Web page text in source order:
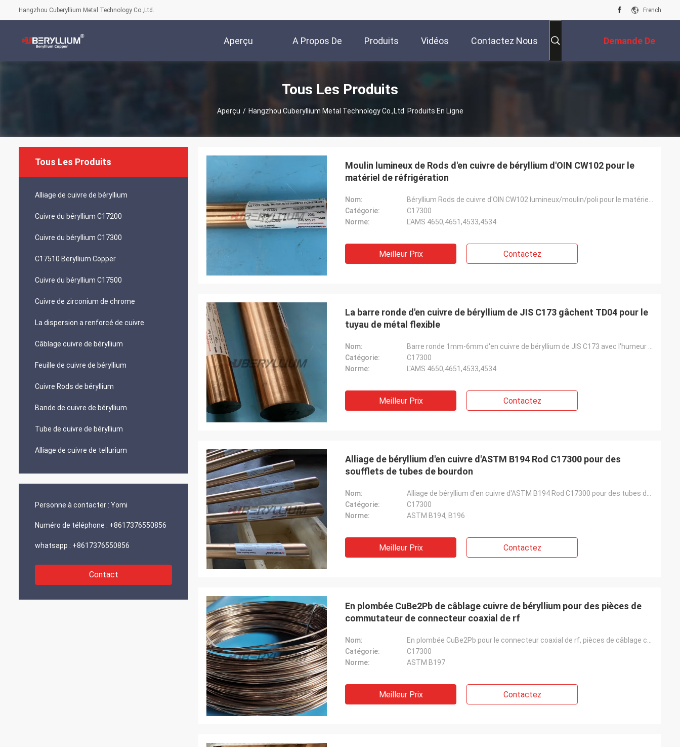
Hangzhou Cuberyllium Metal Technology Co.,Ltd. French
Aperçu A Propos De Produits Vidéos Contactez Nous Demande De
Soumission
Tous Les Produits
Aperçu / Hangzhou Cuberyllium Metal Technology Co.,Ltd. Produits En Ligne
Tous Les Produits
Alliage de cuivre de béryllium
Cuivre du béryllium C17200
Cuivre du béryllium C17300
C17510 Beryllium Copper
Cuivre du béryllium C17500
Cuivre de zirconium de chrome
La dispersion a renforcé de cuivre
Câblage cuivre de béryllium
Feuille de cuivre de béryllium
Cuivre Rods de béryllium
Bande de cuivre de béryllium
Tube de cuivre de béryllium
Alliage de cuivre de tellurium
Personne à contacter : Yomi
Numéro de téléphone : +8617376550856
whatsapp : +8617376550856
Contact
Moulin lumineux de Rods d'en cuivre de béryllium d'OIN CW102 pour le
matériel de réfrigération
Nom:
Catégorie:
C17300
Norme:
L'AMS 4650,4651,4533,4534
Meilleur Prix Contactez
La barre ronde d'en cuivre de béryllium de JIS C173 gâchent TD04 pour le
tuyau de métal flexible
Nom:
Catégorie:
C17300
Norme:
L'AMS 4650,4651,4533,4534
Meilleur Prix Contactez
Alliage de béryllium d'en cuivre d'ASTM B194 Rod C17300 pour des
soufflets de tubes de bourdon
Nom:
Catégorie:
C17300
Norme:
ASTM B194, B196
Meilleur Prix Contactez
En plombée CuBe2Pb de câblage cuivre de béryllium pour des pièces de
commutateur de connecteur coaxial de rf
Nom:
Catégorie:
C17300
Norme:
ASTM B197
Meilleur Prix Contactez